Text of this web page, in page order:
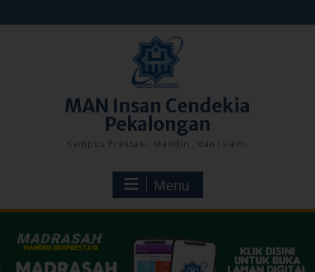
to
MAN Insan Cendekia
Pekalongan
Kampus Prestasi, Mandiri, dan Islami
Menu